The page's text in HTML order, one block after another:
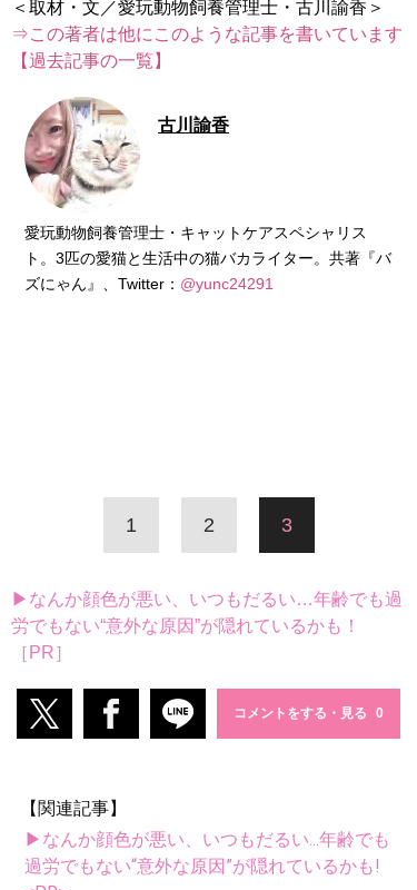
⇒この著者は他にこのような記事を書いています
【過去記事の一覧】
古川諭香
愛玩動物飼養管理士・キャットケアスペシャリス
ト。3匹の愛猫と生活中の猫バカライター。共著『バ
ズにゃん』、Twitter： @yunc24291
1 2 3
▶なんか顔色が悪い、いつもだるい…年齢でも過
労でもない“意外な原因”が隠れているかも！
［PR］
コメントをする・見る
【関連記事】
▶なんか顔色が悪い、いつもだるい...年齢でも
過労でもない“意外な原因”が隠れているかも!